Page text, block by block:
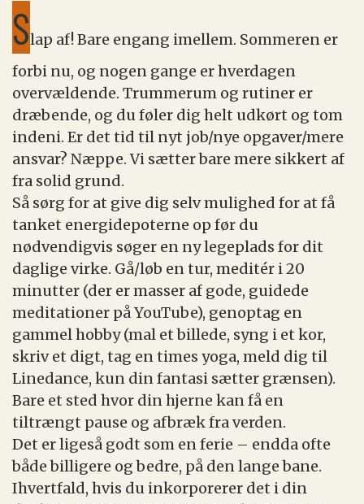
Slap af! Bare engang imellem. Sommeren er
forbi nu, og nogen gange er hverdagen
overvældende. Trummerum og rutiner er
dræbende, og du føler dig helt udkørt og tom
indeni. Er det tid til nyt job/nye opgaver/mere
ansvar? Næppe. Vi sætter bare mere sikkert af
fra solid grund.
Så sørg for at give dig selv mulighed for at få
tanket energidepoterne op før du
nødvendigvis søger en ny legeplads for dit
daglige virke. Gå/løb en tur, meditér i 20
minutter (der er masser af gode, guidede
meditationer på YouTube), genoptag en
gammel hobby (mal et billede, syng i et kor,
skriv et digt, tag en times yoga, meld dig til
Linedance, kun din fantasi sætter grænsen).
Bare et sted hvor din hjerne kan få en
tiltrængt pause og afbræk fra verden.
Det er ligeså godt som en ferie – endda ofte
både billigere og bedre, på den lange bane.
Ihvertfald, hvis du inkorporerer det i din